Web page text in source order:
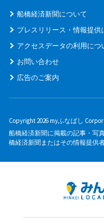
船橋経済新聞について
プレスリリース・情報提供
アクセスデータの利用につ
お問い合わせ
広告のご案内
Copyright 2026 myふなばし
船橋経済新聞に掲載の記事・写
橋経済新聞またはその情報提供